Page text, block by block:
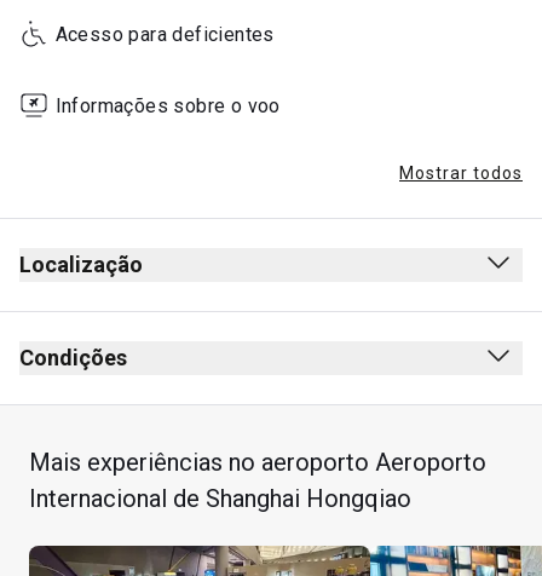
Acesso para deficientes
Informações sobre o voo
Mostrar todos
Localização
Condições
Máximo de Unlimited convidados por titular do cartão
Mais experiências no aeroporto Aeroporto
Internacional de Shanghai Hongqiao